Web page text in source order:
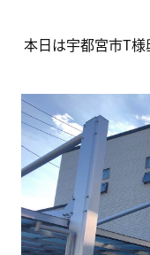
本日は宇都宮市T